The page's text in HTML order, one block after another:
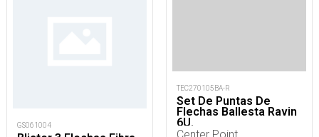
GS061004
TEC270105BA-R
Set De Puntas De
Flechas Ballesta Ravin
6U.
Center Point